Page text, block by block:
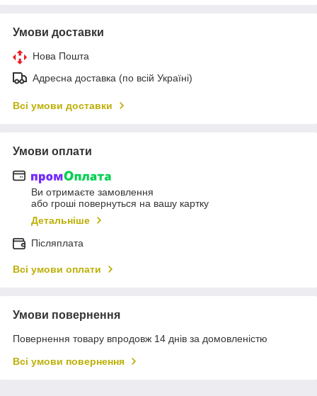
Умови доставки
Нова Пошта
Адресна доставка (по всій Україні)
Всі умови доставки
Умови оплати
Ви отримаєте замовлення
або гроші повернуться на вашу картку
Детальніше
Післяплата
Всі умови оплати
Умови повернення
Повернення товару впродовж 14 днів за домовленістю
Всі умови повернення